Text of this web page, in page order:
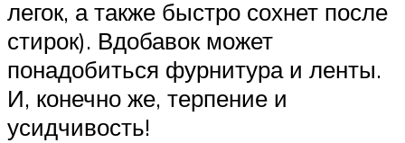
легок, а также быстро сохнет после
стирок). Вдобавок может
понадобиться фурнитура и ленты.
И, конечно же, терпение и
усидчивость!